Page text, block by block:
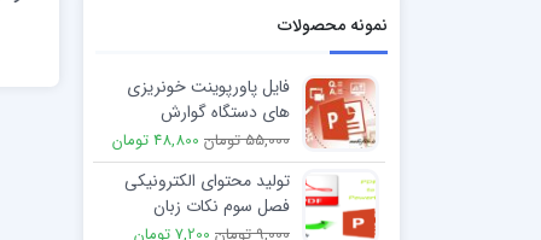
نمونه محصولات
فایل پاورپوینت خونریزی
های دستگاه گوارش
55,000 تومان 48,800 تومان
تولید محتوای الکترونیکی
فصل سوم نکات زبان
شناختی در تدوین محتوا
9,000 تومان 7,200 تومان